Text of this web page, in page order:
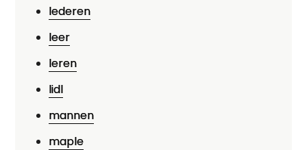
lederen
leer
leren
lidl
mannen
maple